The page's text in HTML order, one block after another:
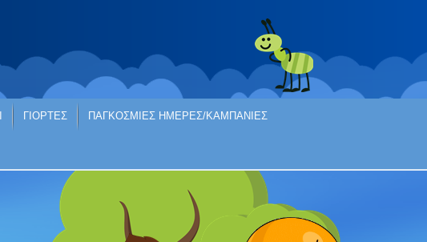
ΓΙΟΡΤΕΣ ΠΑΓΚΟΣΜΙΕΣ ΗΜΕΡΕΣ/ΚΑΜΠΑΝΙΕΣ